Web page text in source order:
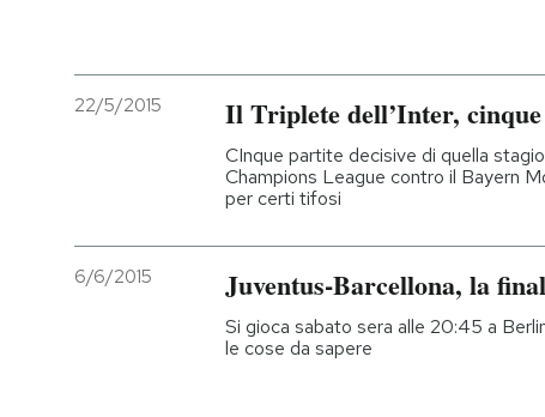
22/5/2015 Il Triplete dell’Inter,
CInque partite decisive di quella
Champions League contro il Bayern
per certi tifosi
6/6/2015 Juventus-Barcellona, la
Si gioca sabato sera alle 20:45 a
le cose da sapere